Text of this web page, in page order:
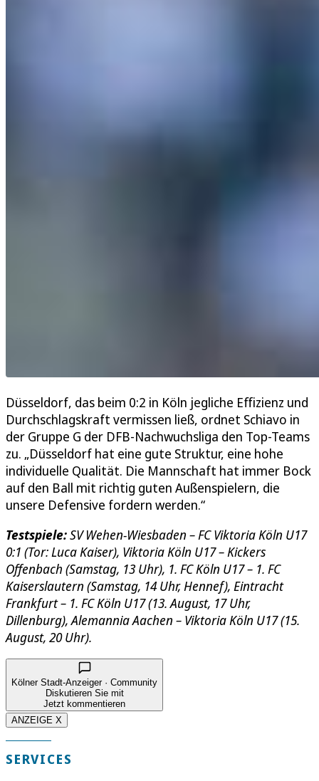
Düsseldorf, das beim 0:2 in Köln jegliche Effizienz und
Durchschlagskraft vermissen ließ, ordnet Schiavo in
der Gruppe G der DFB-Nachwuchsliga den Top-Teams
zu. „Düsseldorf hat eine gute Struktur, eine hohe
individuelle Qualität. Die Mannschaft hat immer Bock
auf den Ball mit richtig guten Außenspielern, die
unsere Defensive fordern werden.“
Testspiele:SV Wehen-Wiesbaden – FC Viktoria Köln U17
0:1 (Tor: Luca Kaiser), Viktoria Köln U17 – Kickers
Offenbach (Samstag, 13 Uhr), 1. FC Köln U17 – 1. FC
Kaiserslautern (Samstag, 14 Uhr, Hennef), Eintracht
Frankfurt – 1. FC Köln U17 (13. August, 17 Uhr,
Dillenburg), Alemannia Aachen – Viktoria Köln U17 (15.
August, 20 Uhr).
Kölner Stadt-Anzeiger · Community
Diskutieren Sie mit
Jetzt kommentieren
ANZEIGE X
SERVICES